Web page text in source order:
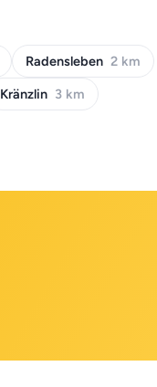
Radensleben 2 km
Kränzlin 3 km